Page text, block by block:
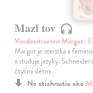
Mazl tov
Vanderstraeten Margot|
Margot je ateistka a
a studuje jazyky.
čtyřmi dětmi.
Na stiahnutie ako